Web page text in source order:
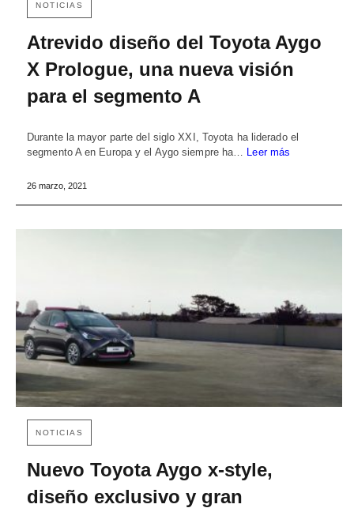
NOTICIAS
Atrevido diseño del Toyota Aygo
X Prologue, una nueva visión
para el segmento A
Durante la mayor parte del siglo XXI, Toyota ha liderado el
segmento A en Europa y el Aygo siempre ha… Leer más
26 marzo, 2021
NOTICIAS
Nuevo Toyota Aygo x-style,
diseño exclusivo y gran